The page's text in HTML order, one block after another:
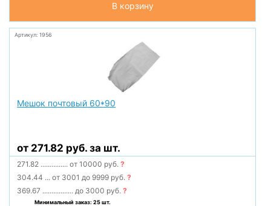
В корзину
Артикул: 1956
Мешок почтовый 60*90
от 271.82 руб. за шт.
271.82 ............... от 10000 руб.?
304.44 ... от 3001 до 9999 руб.?
369.67 ................. до 3000 руб.?
Минимальный заказ: 25 шт.